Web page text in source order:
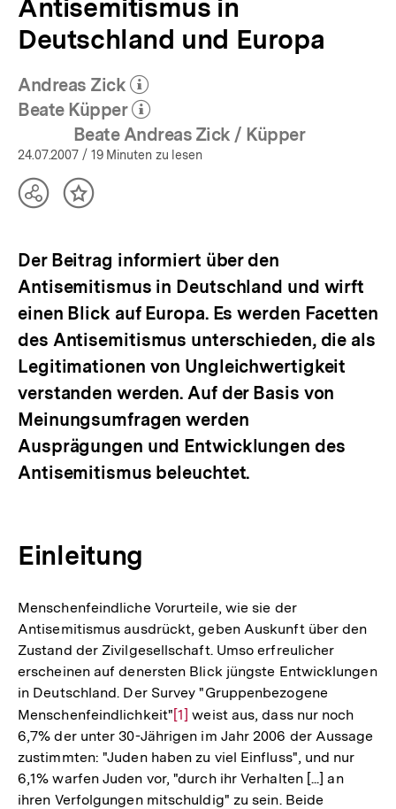
Antisemitismus in
Deutschland und Europa
Andreas Zick
(Mehr zum Autor)
öffnen
Beate Küpper
(Mehr zum Autor)
öffnen
Beate Andreas Zick / Küpper
24.07.2007 / 19 Minuten zu lesen
TeilenInhalt
Der Beitrag informiert über den
Antisemitismus in Deutschland und wirft
einen Blick auf Europa. Es werden Facetten
des Antisemitismus unterschieden, die als
Legitimationen von Ungleichwertigkeit
verstanden werden. Auf der Basis von
Meinungsumfragen werden
Ausprägungen und Entwicklungen des
Antisemitismus beleuchtet.
Einleitung
Menschenfeindliche Vorurteile, wie sie der
Antisemitismus ausdrückt, geben Auskunft über den
Zustand der Zivilgesellschaft. Umso erfreulicher
erscheinen auf denersten Blick jüngste Entwicklungen
in Deutschland. Der Survey "Gruppenbezogene
Menschenfeindlichkeit"Zur
Auflösung
der
Fußnote
[1] weist aus, dass nur noch
6,7% der unter 30-Jährigen im Jahr 2006 der Aussage
zustimmten: "Juden haben zu viel Einfluss", und nur
6,1% warfen Juden vor, "durch ihr Verhalten [...] an
ihren Verfolgungen mitschuldig" zu sein. Beide